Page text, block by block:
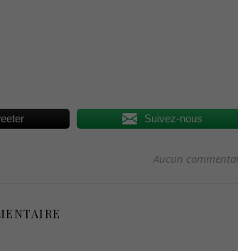
Suivez-nous
Aucun